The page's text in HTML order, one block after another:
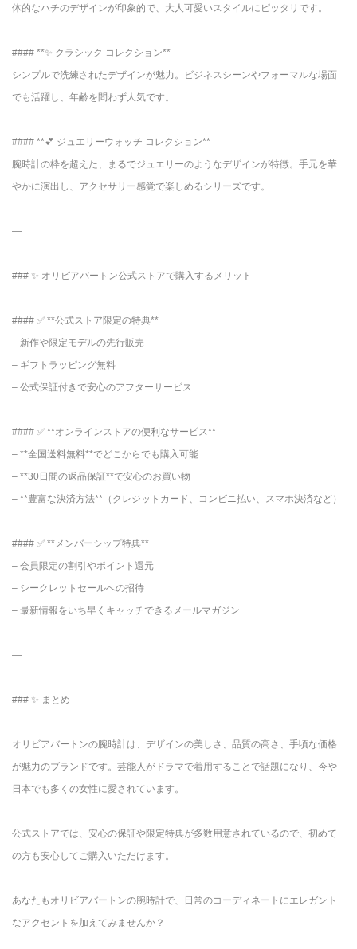
体的なハチのデザインが印象的で、大人可愛いスタイルにピッタリです。
#### **✨ クラシック コレクション**
シンプルで洗練されたデザインが魅力。ビジネスシーンやフォーマルな場面
でも活躍し、年齢を問わず人気です。
#### **💕 ジュエリーウォッチ コレクション**
腕時計の枠を超えた、まるでジュエリーのようなデザインが特徴。手元を華
やかに演出し、アクセサリー感覚で楽しめるシリーズです。
—
### ✨ オリビアバートン公式ストアで購入するメリット
#### ✅ **公式ストア限定の特典**
– 新作や限定モデルの先行販売
– ギフトラッピング無料
– 公式保証付きで安心のアフターサービス
#### ✅ **オンラインストアの便利なサービス**
– **全国送料無料**でどこからでも購入可能
– **30日間の返品保証**で安心のお買い物
– **豊富な決済方法**（クレジットカード、コンビニ払い、スマホ決済など）
#### ✅ **メンバーシップ特典**
– 会員限定の割引やポイント還元
– シークレットセールへの招待
– 最新情報をいち早くキャッチできるメールマガジン
—
### ✨ まとめ
オリビアバートンの腕時計は、デザインの美しさ、品質の高さ、手頃な価格
が魅力のブランドです。芸能人がドラマで着用することで話題になり、今や
日本でも多くの女性に愛されています。
公式ストアでは、安心の保証や限定特典が多数用意されているので、初めて
の方も安心してご購入いただけます。
あなたもオリビアバートンの腕時計で、日常のコーディネートにエレガント
なアクセントを加えてみませんか？